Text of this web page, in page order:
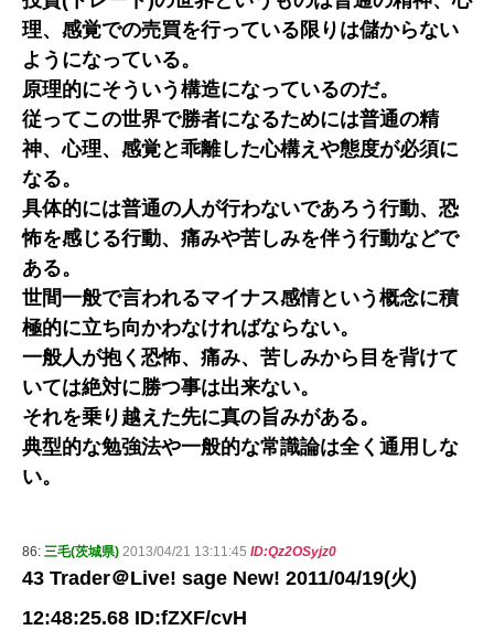
理、感覚での売買を行っている限りは儲からない
ようになっている。
原理的にそういう構造になっているのだ。
従ってこの世界で勝者になるためには普通の精
神、心理、感覚と乖離した心構えや態度が必須に
なる。
具体的には普通の人が行わないであろう行動、恐
怖を感じる行動、痛みや苦しみを伴う行動などで
ある。
世間一般で言われるマイナス感情という概念に積
極的に立ち向かわなければならない。
一般人が抱く恐怖、痛み、苦しみから目を背けて
いては絶対に勝つ事は出来ない。
それを乗り越えた先に真の旨みがある。
典型的な勉強法や一般的な常識論は全く通用しな
い。
86: 三毛(茨城県) 2013/04/21 13:11:45 ID:Qz2OSyjz0
43 Trader＠Live! sage New! 2011/04/19(火)
12:48:25.68 ID:fZXF/cvH